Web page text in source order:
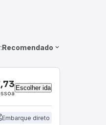
Recomendado
Escolher ida
Embarque direto